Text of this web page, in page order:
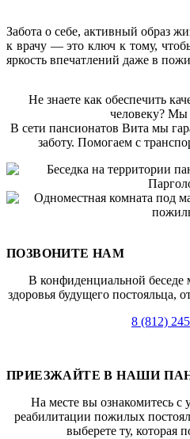
Забота о себе, активный образ
к врачу — это ключ к тому,
яркость впечатлений даже в
Не знаете как обеспечить
человеку?
В сети пансионатов Вита мы
заботу. Помогаем с
ПОЗВОНИТЕ НАМ
В конфиденциальной
здоровья будущего постояльца,
8 (812)
ПРИЕЗЖАЙТЕ В НАШИ
На месте вы ознакомитесь
реабилитации пожилых
выберете ту, которая